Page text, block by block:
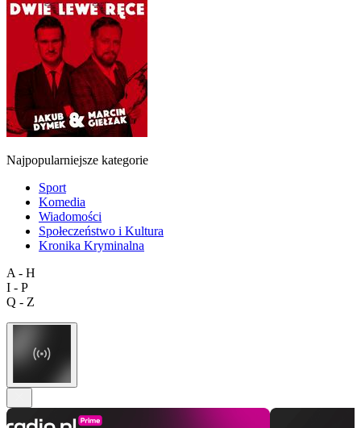
Najpopularniejsze kategorie
Sport
Komedia
Wiadomości
Społeczeństwo i Kultura
Kronika Kryminalna
A - H
I - P
Q - Z